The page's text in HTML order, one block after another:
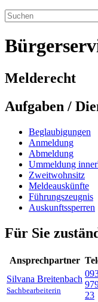
Melderecht
Aufgaben /
Beglaubigungen
Anmeldung
Abmeldung
Ummeldung
Zweitwohnsitz
Meldeauskünfte
Führungszeugnis
Auskunftssperren
Für Sie
Ansprechpartner
Silvana Breitenbach
Sachbearbeiterin
23